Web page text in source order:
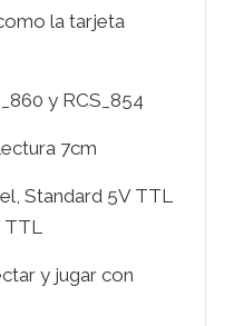
la tarjeta
y RCS_854
7cm
Standard 5V TTL
TTL
y jugar con